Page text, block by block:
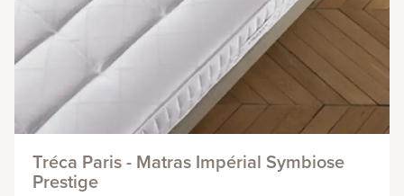
Tréca Paris - Matras Impérial Symbiose
Prestige